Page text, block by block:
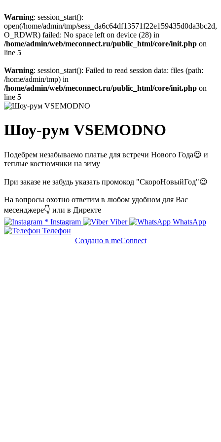
Warning: session_start():
open(/home/admin/tmp/sess_da6c64df13571f22e159435d0da3bc2d,
O_RDWR) failed: No space left on device (28) in
/home/admin/web/meconnect.ru/public_html/core/init.php on
line 5
Warning: session_start(): Failed to read session data: files (path:
/home/admin/tmp) in
/home/admin/web/meconnect.ru/public_html/core/init.php on
line 5
Шоу-рум VSEMODNO
Подебрем незабываемо платье для встречи Нового Года😍 и
теплые костюмчики на зиму
При заказе не забудь указать промокод "СкороНовыйГод"😉
На вопросы охотно ответим в любом удобном для Вас
месенджере👇 или в Директе
* Instagram Viber
WhatsApp
Телефон
Создано в meConnect